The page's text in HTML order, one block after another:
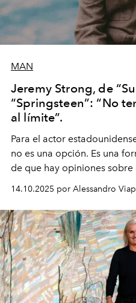
MAN
Jeremy Strong, de
“Springsteen”: “No
al límite”.
Para el actor
no es una opción. Es una
de que hay opiniones
demasiado en cómo me
pérdida de tiempo", afirma.
14.10.2025 por Alessandro